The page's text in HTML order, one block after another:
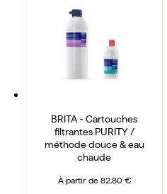
BRITA - Cartouches
filtrantes PURITY /
méthode douce & eau
chaude
À partir de 82,80 €